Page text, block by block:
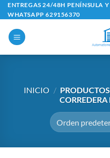
Saltar
al
contenido
ENTREGAS 24/48H PENÍNSULA
WHATSAPP 629156370
INICIO /